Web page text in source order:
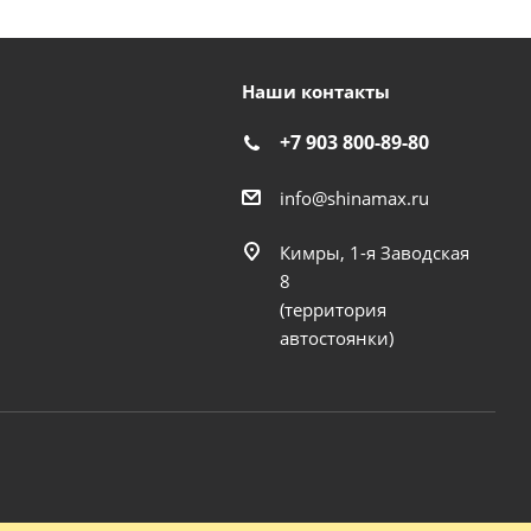
Наши контакты
+7 903 800-89-80
info@shinamax.ru
Кимры, 1-я Заводская
8
(территория
автостоянки)